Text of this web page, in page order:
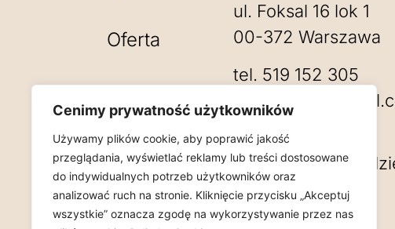
Cenimy prywatność użytkowników
Używamy plików cookie, aby poprawić jakość
przeglądania, wyświetlać reklamy lub treści dostosowane
do indywidualnych potrzeb użytkowników oraz
analizować ruch na stronie. Kliknięcie przycisku „Akceptuj
wszystkie” oznacza zgodę na wykorzystywanie przez nas
Oferta
Cennik
Kontakt
ul. Foksal 16 lok 1
00-372 Warszawa
tel. 519 152 305
Salon czynny:
od wtorku do